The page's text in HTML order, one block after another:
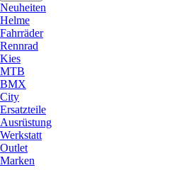
Neuheiten
Helme
Fahrräder
Rennrad
Kies
MTB
BMX
City
Ersatzteile
Ausrüstung
Werkstatt
Outlet
Marken